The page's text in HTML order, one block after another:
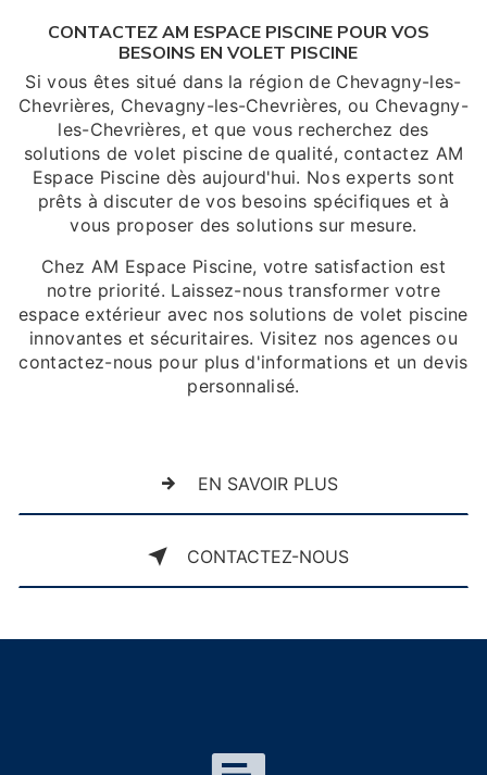
CONTACTEZ AM ESPACE PISCINE POUR VOS
BESOINS EN VOLET PISCINE
Si vous êtes situé dans la région de Chevagny-les-
Chevrières, Chevagny-les-Chevrières, ou Chevagny-
les-Chevrières, et que vous recherchez des
solutions de volet piscine de qualité, contactez AM
Espace Piscine dès aujourd'hui. Nos experts sont
prêts à discuter de vos besoins spécifiques et à
vous proposer des solutions sur mesure.
Chez AM Espace Piscine, votre satisfaction est
notre priorité. Laissez-nous transformer votre
espace extérieur avec nos solutions de volet piscine
innovantes et sécuritaires. Visitez nos agences ou
contactez-nous pour plus d'informations et un devis
personnalisé.
EN SAVOIR PLUS
CONTACTEZ-NOUS